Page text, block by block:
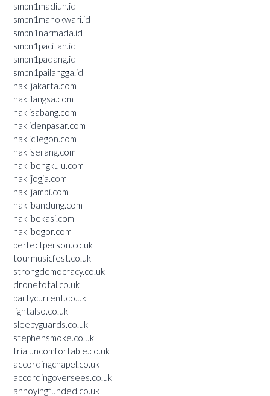
smpn1madiun.id
smpn1manokwari.id
smpn1narmada.id
smpn1pacitan.id
smpn1padang.id
smpn1pailangga.id
haklijakarta.com
haklilangsa.com
haklisabang.com
haklidenpasar.com
haklicilegon.com
hakliserang.com
haklibengkulu.com
haklijogja.com
haklijambi.com
haklibandung.com
haklibekasi.com
haklibogor.com
perfectperson.co.uk
tourmusicfest.co.uk
strongdemocracy.co.uk
dronetotal.co.uk
partycurrent.co.uk
lightalso.co.uk
sleepyguards.co.uk
stephensmoke.co.uk
trialuncomfortable.co.uk
accordingchapel.co.uk
accordingoversees.co.uk
annoyingfunded.co.uk